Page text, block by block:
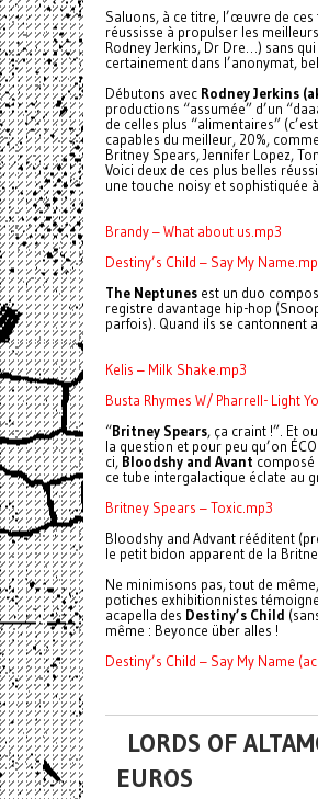
Saluons, à ce titre, l’œuvre de
réussisse à propulser les
Rodney Jerkins, Dr Dre…) sans
certainement dans l’anonymat,
Débutons avec Rodney Jerkins
productions “assumée” d’un
de celles plus “alimentaires”
capables du meilleur, 20%,
Britney Spears, Jennifer Lopez,
Voici deux de ces plus belles
une touche noisy et sophistiquée
Brandy – What about us.mp3
Destiny’s Child – Say My
The Neptunes est un duo
registre davantage hip-hop
parfois). Quand ils se cantonnent
Kelis – Milk Shake.mp3
Busta Rhymes W/ Pharrell- Light
“Britney Spears, ça craint !”. Et
la question et pour peu qu’on
ci, Bloodshy and Avant composé
ce tube intergalactique éclate au
Britney Spears – Toxic.mp3
Bloodshy and Advant rééditent
le petit bidon apparent de la
Ne minimisons pas, tout de
potiches exhibitionnistes
acapella des Destiny’s Child
même : Beyonce über alles !
Destiny’s Child – Say My Name
LORDS OF
EUROS